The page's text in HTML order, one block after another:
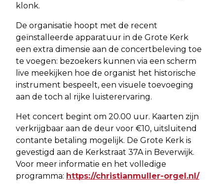
klonk.
De organisatie hoopt met de recent
geïnstalleerde apparatuur in de Grote Kerk
een extra dimensie aan de concertbeleving toe
te voegen: bezoekers kunnen via een scherm
live meekijken hoe de organist het historische
instrument bespeelt, een visuele toevoeging
aan de toch al rijke luisterervaring.
Het concert begint om 20.00 uur. Kaarten zijn
verkrijgbaar aan de deur voor €10, uitsluitend
contante betaling mogelijk. De Grote Kerk is
gevestigd aan de Kerkstraat 37A in Beverwijk.
Voor meer informatie en het volledige
programma: https://christianmuller-orgel.nl/